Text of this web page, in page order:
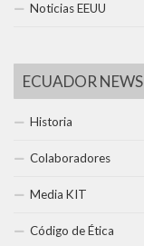
Noticias EEUU
ECUADOR NEWS
Historia
Colaboradores
Media KIT
Código de Ética